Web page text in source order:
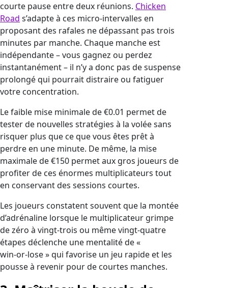
courte pause entre deux réunions. Chicken
Road s’adapte à ces micro‑intervalles en
proposant des rafales ne dépassant pas trois
minutes par manche. Chaque manche est
indépendante – vous gagnez ou perdez
instantanément – il n’y a donc pas de suspense
prolongé qui pourrait distraire ou fatiguer
votre concentration.
Le faible mise minimale de €0.01 permet de
tester de nouvelles stratégies à la volée sans
risquer plus que ce que vous êtes prêt à
perdre en une minute. De même, la mise
maximale de €150 permet aux gros joueurs de
profiter de ces énormes multiplicateurs tout
en conservant des sessions courtes.
Les joueurs constatent souvent que la montée
d’adrénaline lorsque le multiplicateur grimpe
de zéro à vingt‑trois ou même vingt‑quatre
étapes déclenche une mentalité de «
win‑or‑lose » qui favorise un jeu rapide et les
pousse à revenir pour de courtes manches.